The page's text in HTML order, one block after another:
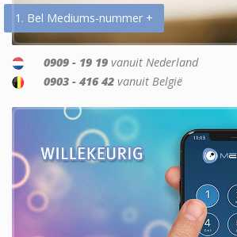
1. Bel Mediums-nummer +
0909 - 19 19 vanuit Nederland
0903 - 416 42 vanuit België